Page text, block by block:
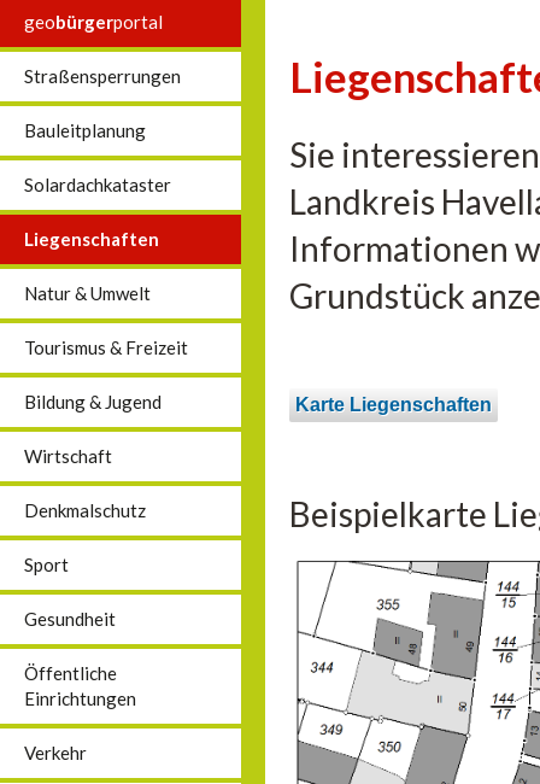
geobürgerportal
Straßensperrungen
Bauleitplanung
Solardachkataster
Liegenschaften
Natur & Umwelt
Tourismus & Freizeit
Bildung & Jugend
Wirtschaft
Denkmalschutz
Sport
Gesundheit
Öffentliche
Einrichtungen
Verkehr
Sie
Landkreis
Informationen
Grundstück
Karte Liegenschaften
Beispielkarte